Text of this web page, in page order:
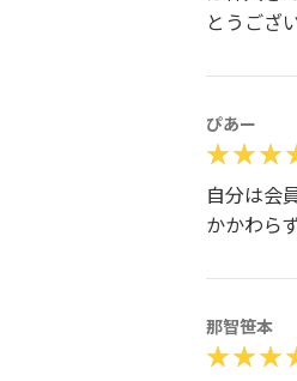
とうござ
ぴあー
自分は会
かかわら
那智笹本